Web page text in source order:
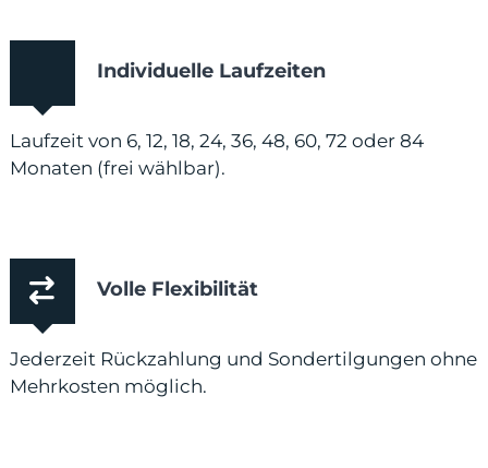
Individuelle Laufzeiten
Laufzeit von 6, 12, 18, 24, 36, 48, 60, 72 oder 84
Monaten (frei wählbar).
Volle Flexibilität
Jederzeit Rückzahlung und Sondertilgungen ohne
Mehrkosten möglich.